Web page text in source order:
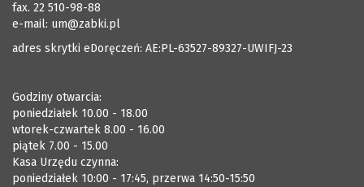
fax. 22 510-98-88
e-mail: um@zabki.pl
adres skrytki eDoręczeń: AE:PL-63527-89327-UWIFJ-23
Godziny otwarcia:
poniedziałek 10.00 - 18.00
wtorek-czwartek 8.00 - 16.00
piątek 7.00 - 15.00
Kasa Urzędu czynna:
poniedziałek 10:00 - 17:45, przerwa 14:50-15:50